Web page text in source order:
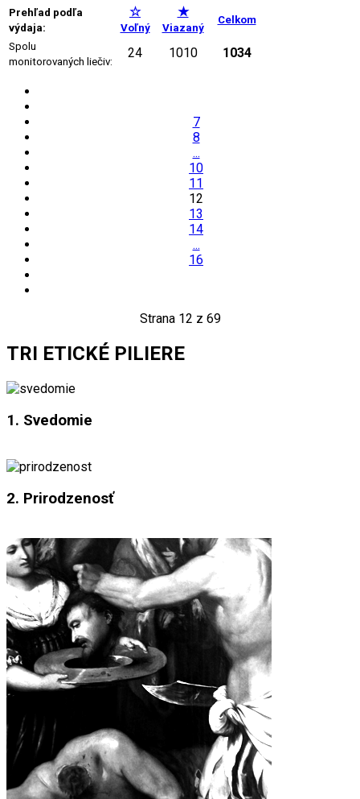
Prehľad podľa
výdaja:
☆
Voľný
★
Viazaný
Celkom
Spolu
monitorovaných liečiv:
24 1010 1034
7
8
...
10
11
12
13
14
...
16
Strana 12 z 69
TRI ETICKÉ PILIERE
1. Svedomie
2. Prirodzenosť